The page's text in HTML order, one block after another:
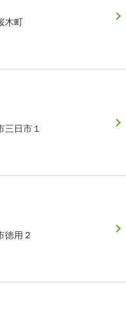
木町
三日市１
徳用２